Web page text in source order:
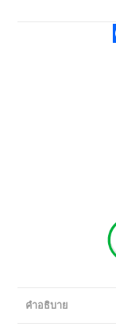
คำอธิบาย